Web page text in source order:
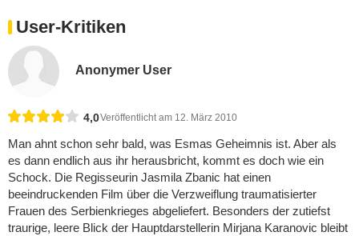
User-Kritiken
Anonymer User
4,0Veröffentlicht am 12. März 2010
Man ahnt schon sehr bald, was Esmas Geheimnis ist. Aber als
es dann endlich aus ihr herausbricht, kommt es doch wie ein
Schock. Die Regisseurin Jasmila Zbanic hat einen
beeindruckenden Film über die Verzweiflung traumatisierter
Frauen des Serbienkrieges abgeliefert. Besonders der zutiefst
traurige, leere Blick der Hauptdarstellerin Mirjana Karanovic bleibt